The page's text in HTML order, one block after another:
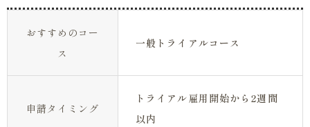
おすすめのコー
ス
一般トライアルコース
申請タイミング
トライアル雇用開始から2週間
以内